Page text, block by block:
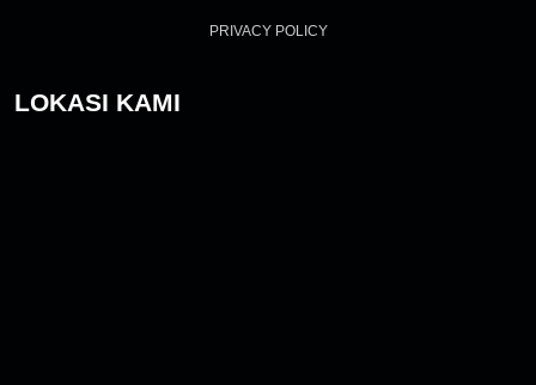
PRIVACY POLICY
LOKASI KAMI